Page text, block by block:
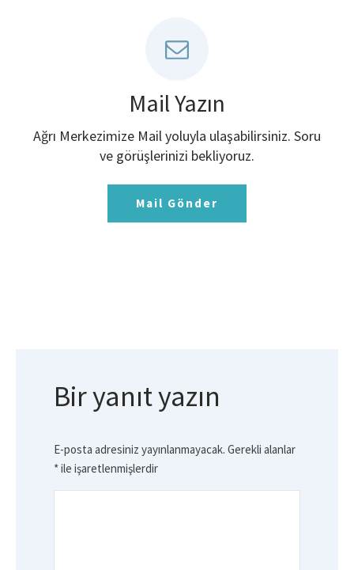
Mail Yazın
Ağrı Merkezimize Mail yoluyla ulaşabilirsiniz. Soru
ve görüşlerinizi bekliyoruz.
Mail Gönder
Bir yanıt yazın
E-posta adresiniz yayınlanmayacak. Gerekli alanlar
*ile işaretlenmişlerdir